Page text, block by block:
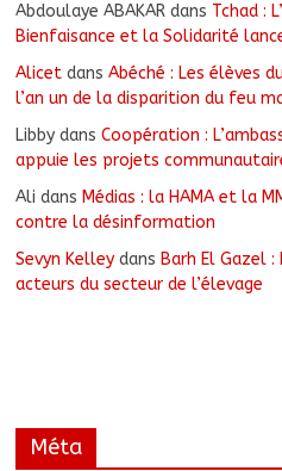
Abdoulaye ABAKAR dans Tchad :
Bienfaisance et la Solidarité
Alicet dansAbéché : Les élèves
l’an un de la disparition du feu
Libby dansCoopération :
appuie les projets
Ali dans Médias : la HAMA et la
contre la désinformation
Sevyn Kelley dans Barh El Gazel :
acteurs du secteur de l’élevage
Méta